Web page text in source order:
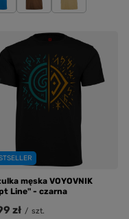
męska VOYOVNIK
Line" - czarna
zł / szt.